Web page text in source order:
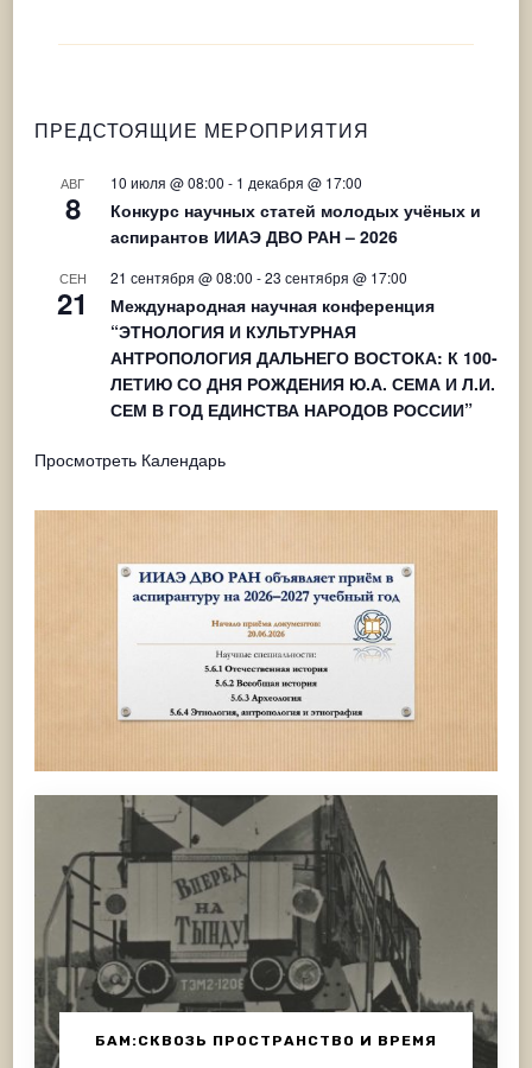
ПРЕДСТОЯЩИЕ МЕРОПРИЯТИЯ
АВГ
8
10 июля @ 08:00 - 1 декабря @ 17:00
Конкурс научных статей молодых учёных и
аспирантов ИИАЭ ДВО РАН – 2026
СЕН
21
21 сентября @ 08:00 -23 сентября @ 17:00
Международная научная конференция
“ЭТНОЛОГИЯ И КУЛЬТУРНАЯ
АНТРОПОЛОГИЯ ДАЛЬНЕГО ВОСТОКА: К 100-
ЛЕТИЮ СО ДНЯ РОЖДЕНИЯ Ю.А. СЕМА И Л.И.
СЕМ В ГОД ЕДИНСТВА НАРОДОВ РОССИИ”
Просмотреть Календарь
БАМ:СКВОЗЬ ПРОСТРАНСТВО И ВРЕМЯ